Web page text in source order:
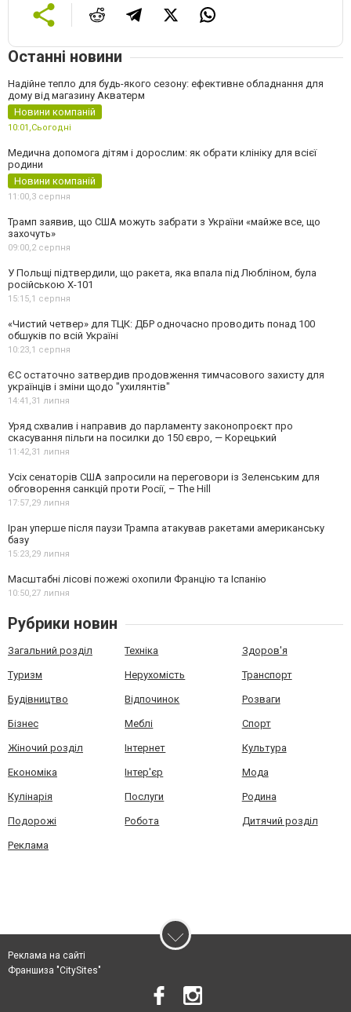
Останні новини
Надійне тепло для будь-якого сезону: ефективне обладнання для
дому від магазину Акватерм
Новини компаній
10:01,Сьогодні
Медична допомога дітям і дорослим: як обрати клініку для всієї
родини
Новини компаній
11:00,3 серпня
Трамп заявив, що США можуть забрати з України «майже все, що
захочуть»
09:00,2 серпня
У Польщі підтвердили, що ракета, яка впала під Любліном, була
російською Х-101
15:15,1 серпня
«Чистий четвер» для ТЦК: ДБР одночасно проводить понад 100
обшуків по всій Україні
10:23,1 серпня
ЄС остаточно затвердив продовження тимчасового захисту для
українців і зміни щодо "ухилянтів"
14:41,31 липня
Уряд схвалив і направив до парламенту законопроєкт про
скасування пільги на посилки до 150 євро, — Корецький
11:42,31 липня
Усіх сенаторів США запросили на переговори із Зеленським для
обговорення санкцій проти Росії, – The Hill
17:57,29 липня
Іран уперше після паузи Трампа атакував ракетами американську
базу
15:23,29 липня
Масштабні лісові пожежі охопили Францію та Іспанію
10:50,27 липня
Рубрики новин
Загальний розділ Техніка Здоров'я
Туризм Нерухомість Транспорт
Будівництво Відпочинок Розваги
Бізнес Меблі Спорт
Жіночий розділ Інтернет Культура
Економіка Інтер'єр Мода
Кулінарія Послуги Родина
Подорожі Робота Дитячий розділ
Реклама
Реклама на сайті
Франшиза "CitySites"